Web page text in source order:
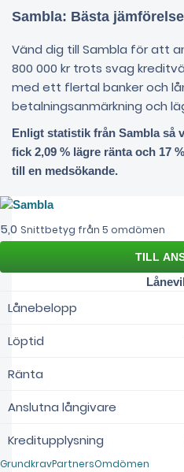
Sambla: Bästa
Vänd dig till Sambla för att
800 000 kr trots svag
med ett flertal banker och
betalningsanmärkning och
Enligt statistik från Sambla så
fick 2,09 % lägre ränta och 17
till en medsökande.
5,0 Snittbetyg från 5 omdömen
Lånebelopp
Löptid
Ränta
Anslutna långivare
Kreditupplysning
GrundkravPartnersOmdömen